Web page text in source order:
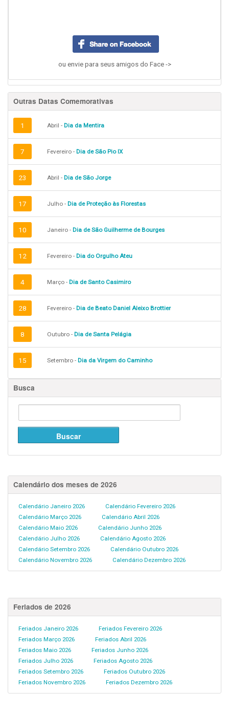
ou envie para seus amigos do Face ->
Outras Datas Comemorativas
1 Abril - Dia da Mentira
7 Fevereiro - Dia de São Pio IX
23 Abril - Dia de São Jorge
17 Julho - Dia de Proteção às Florestas
10 Janeiro - Dia de São Guilherme de Bourges
12 Fevereiro - Dia do Orgulho Ateu
4 Março - Dia de Santo Casimiro
28 Fevereiro - Dia de Beato Daniel Aleixo Brottier
8 Outubro - Dia de Santa Pelágia
15 Setembro - Dia da Virgem do Caminho
Busca
Calendário dos meses de 2026
Calendário Janeiro 2026
Calendário Fevereiro 2026
Calendário Março 2026
Calendário Abril 2026
Calendário Maio 2026
Calendário Junho 2026
Calendário Julho 2026
Calendário Agosto 2026
Calendário Setembro 2026
Calendário Outubro 2026
Calendário Novembro 2026
Calendário Dezembro 2026
Feriados de 2026
Feriados Janeiro 2026
Feriados Fevereiro 2026
Feriados Março 2026
Feriados Abril 2026
Feriados Maio 2026
Feriados Junho 2026
Feriados Julho 2026
Feriados Agosto 2026
Feriados Setembro 2026
Feriados Outubro 2026
Feriados Novembro 2026
Feriados Dezembro 2026